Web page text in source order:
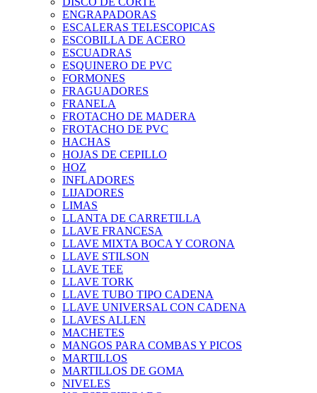
ENGRAPADORAS
ESCALERAS TELESCOPICAS
ESCOBILLA DE ACERO
ESCUADRAS
ESQUINERO DE PVC
FORMONES
FRAGUADORES
FRANELA
FROTACHO DE MADERA
FROTACHO DE PVC
HACHAS
HOJAS DE CEPILLO
HOZ
INFLADORES
LIJADORES
LIMAS
LLANTA DE CARRETILLA
LLAVE FRANCESA
LLAVE MIXTA BOCA Y CORONA
LLAVE STILSON
LLAVE TEE
LLAVE TORK
LLAVE TUBO TIPO CADENA
LLAVE UNIVERSAL CON CADENA
LLAVES ALLEN
MACHETES
MANGOS PARA COMBAS Y PICOS
MARTILLOS
MARTILLOS DE GOMA
NIVELES